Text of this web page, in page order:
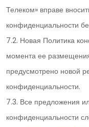
Телеком» вправе
конфиденциальности
7.2. Новая Политика
момента ее
предусмотрено новой
конфиденциальности.
7.3. Все предложения
конфиденциальности